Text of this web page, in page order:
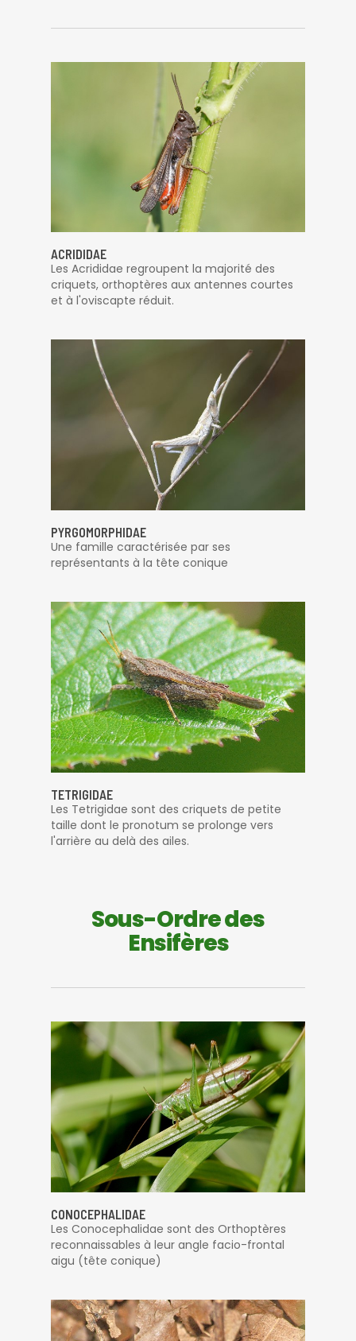
ACRIDIDAE
Les Acrididae regroupent la majorité des
criquets, orthoptères aux antennes courtes
et à l'oviscapte réduit.
PYRGOMORPHIDAE
Une famille caractérisée par ses
représentants à la tête conique
TETRIGIDAE
Les Tetrigidae sont des criquets de petite
taille dont le pronotum se prolonge vers
l'arrière au delà des ailes.
Sous-Ordre des
Ensifères
CONOCEPHALIDAE
Les Conocephalidae sont des Orthoptères
reconnaissables à leur angle facio-frontal
aigu (tête conique)